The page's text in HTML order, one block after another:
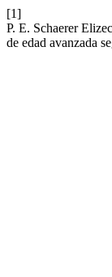
[1]
P. E. Schaerer
de edad avanzada